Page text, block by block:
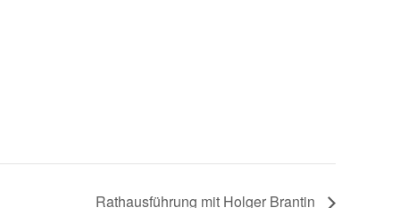
Rathausführung mit Holger Brantin